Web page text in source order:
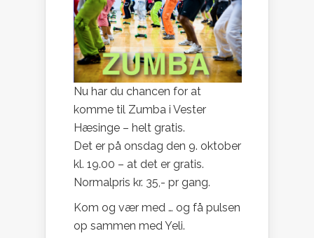
Nu har du chancen for at
komme til Zumba i Vester
Hæsinge – helt gratis.
Det er på onsdag den 9. oktober
kl. 19.00 – at det er gratis.
Normalpris kr. 35,- pr gang.
Kom og vær med … og få pulsen
op sammen med Yeli.